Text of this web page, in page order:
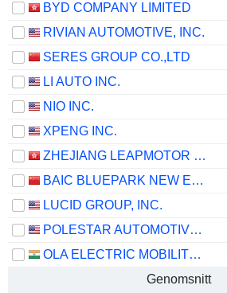
BYD COMPANY LIMITED
RIVIAN AUTOMOTIVE, INC.
SERES GROUP CO.,LTD
LI AUTO INC.
NIO INC.
XPENG INC.
ZHEJIANG LEAPMOTOR TECHNOLOGY CO., LTD.
BAIC BLUEPARK NEW ENERGY TECHNOLOGY CO., LTD.
LUCID GROUP, INC.
POLESTAR AUTOMOTIVE HOLDING UK PLC
OLA ELECTRIC MOBILITY LIMITED
Genomsnitt